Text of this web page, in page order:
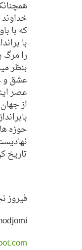
خداوند
که با
با
را مرگ
بنظر
عشق و
عصر
از
حوزه
تاریخ
فیروز